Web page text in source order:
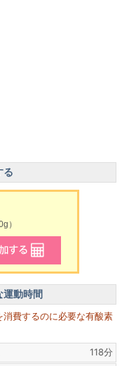
る
）
運動時間
費するのに必要な有酸素
118分